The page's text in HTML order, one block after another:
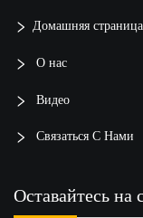
Домашняя страница
О нас
Видео
Связаться С Нами
Оставайтесь на